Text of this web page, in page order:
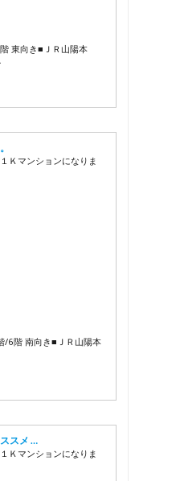
東向き■ＪＲ山陽本
Ｋマンションになりま
6階 南向き■ＪＲ山陽本
スメ …
Ｋマンションになりま